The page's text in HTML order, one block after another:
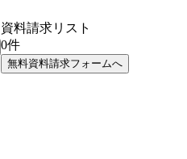
資料請求リスト
0件
無料資料請求フォームへ